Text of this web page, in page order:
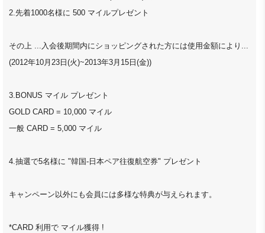
2.先着1000名様に 500 マイルプレゼント
その上 ...入会後期間内にショッピングされた方には使用金額により...
(2012年10月23日(火)~2013年3月15日(金))
3.BONUS マイル プレゼント
GOLD CARD = 10,000 マイル
一般 CARD = 5,000 マイル
4.抽選で5名様に "韓国-日本ペア往復航空券" プレゼント
キャンペーン以外にも会員には多様な特典が与えられます。
*CARD 利用で マイル獲得 !